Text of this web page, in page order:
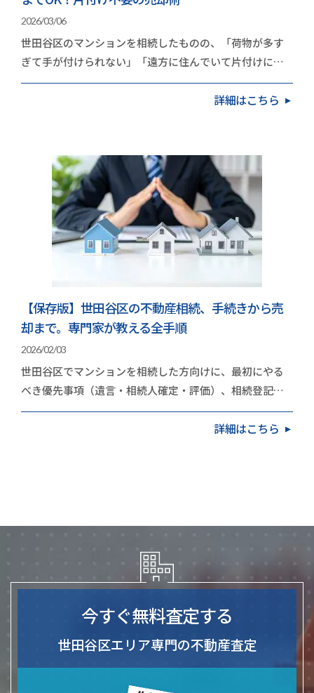
2026/03/06
世田谷区のマンションを相続したものの、「荷物が多す
ぎて手が付けられない」「遠方に住んでいて片付けに行
く時間がない」と立ち止まっていませんか？実は、世…
詳細はこちら
【保存版】世田谷区の不動産相続、手続きから売
却まで。専門家が教える全手順
2026/02/03
世田谷区でマンションを相続した方向けに、最初にやる
べき優先事項（遺言・相続人確定・評価）、相続登記
（2024年4月の義務化）、売却か保有かの判断基準、
詳細はこちら
今すぐ無料査定する
世田谷区エリア専門の不動産査定